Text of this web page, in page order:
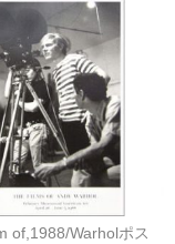
of,1988/Warholポス